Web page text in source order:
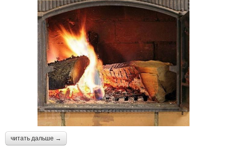
читать дальше →